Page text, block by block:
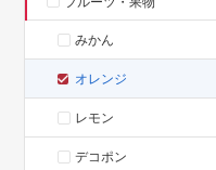
みかん
オレンジ
レモン
デコポン